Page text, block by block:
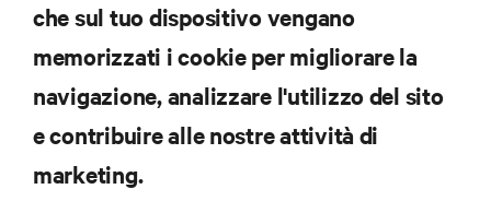
Iscriviti per scoprire le ultime tendenze
tecnologiche
Ricevi aggiornamenti regolari sugli argomenti più
importanti del settore, con le discussioni più recenti
e gli approfondimenti degli esperti sulla gestione di
che sul tuo dispositivo vengano
memorizzati i cookie per migliorare la
navigazione, analizzare l'utilizzo del sito
e contribuire alle nostre attività di
marketing.